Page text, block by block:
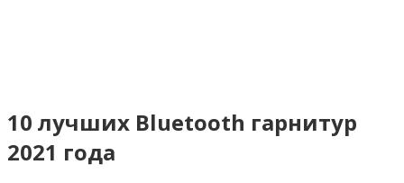
10 лучших Bluetooth гарнитур
2021 года